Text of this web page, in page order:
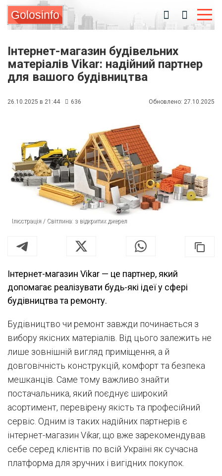
Golosinfo
Інтернет-магазин будівельних
матеріалів Vikar: надійний партнер
для вашого будівництва
26.10.2025 в 21:44 636 Обновлено: 27.10.2025
Ілюстрація / Світлина: з відкритих джерел
Інтернет-магазин Vikar — це партнер, який
допомагає реалізувати будь-які ідеї у сфері
будівництва та ремонту.
Будівництво чи ремонт завжди починається з
вибору якісних матеріалів. Від цього залежить не
лише зовнішній вигляд приміщення, а й
довговічність конструкцій, комфорт та безпека
мешканців. Саме тому важливо знайти
постачальника, який поєднує широкий
асортимент, перевірену якість та професійний
сервіс. Одним із таких надійних партнерів є
інтернет-магазин Vikar, що вже зарекомендував
себе серед клієнтів по всій Україні як сучасна
платформа для зручних і вигідних покупок.